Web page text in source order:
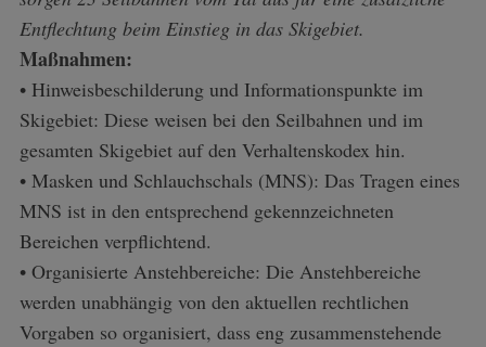
Entflechtung beim Einstieg in das Skigebiet.
Maßnahmen:
• Hinweisbeschilderung und Informationspunkte im
Skigebiet: Diese weisen bei den Seilbahnen und im
gesamten Skigebiet auf den Verhaltenskodex hin.
• Masken und Schlauchschals (MNS): Das Tragen eines
MNS ist in den entsprechend gekennzeichneten
Bereichen verpflichtend.
• Organisierte Anstehbereiche: Die Anstehbereiche
werden unabhängig von den aktuellen rechtlichen
Vorgaben so organisiert, dass eng zusammenstehende